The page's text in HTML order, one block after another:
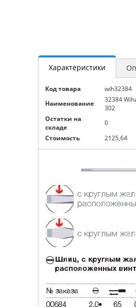
Характеристики
Код товара
wih32384
Наименование
32384
302
Остатки на
складе
0
Стоимость
2125,64